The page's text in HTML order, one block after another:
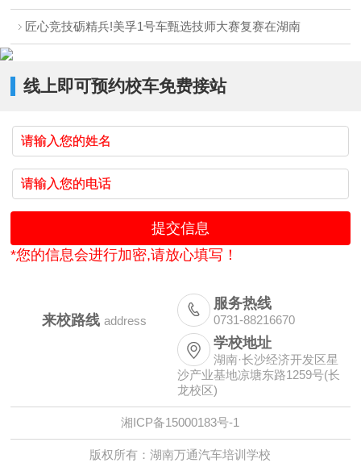
匠心竞技砺精兵!美孚1号车甄选技师大赛复赛在湖南
线上即可预约校车免费接站
*您的信息会进行加密,请放心填写！
来校路线 address
 服务热线
0731-88216670
 学校地址
湖南·长沙经济开发区星
沙产业基地凉塘东路1259号(长
龙校区)
湘ICP备15000183号-1
版权所有：湖南万通汽车培训学校